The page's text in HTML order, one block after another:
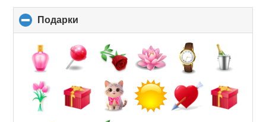
Подарки
to
collapse
contents